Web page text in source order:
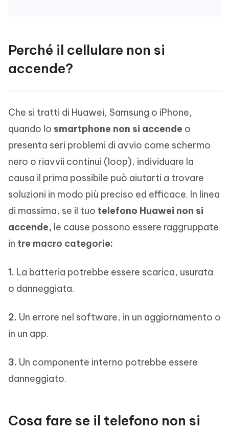
Perché il cellulare non si
accende?
Che si tratti di Huawei, Samsung o iPhone,
quando lo smartphone non si accende o
presenta seri problemi di avvio come schermo
nero o riavvii continui (loop), individuare la
causa il prima possibile può aiutarti a trovare
soluzioni in modo più preciso ed efficace. In linea
di massima, se il tuo telefono Huawei non si
accende, le cause possono essere raggruppate
in tre macro categorie:
1. La batteria potrebbe essere scarica, usurata
o danneggiata.
2. Un errore nel software, in un aggiornamento o
in un app.
3. Un componente interno potrebbe essere
danneggiato.
Cosa fare se il telefono non si